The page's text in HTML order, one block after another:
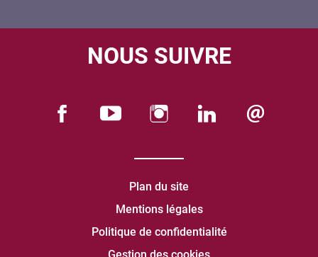
NOUS SUIVRE
Plan du site
Mentions légales
Politique de confidentialité